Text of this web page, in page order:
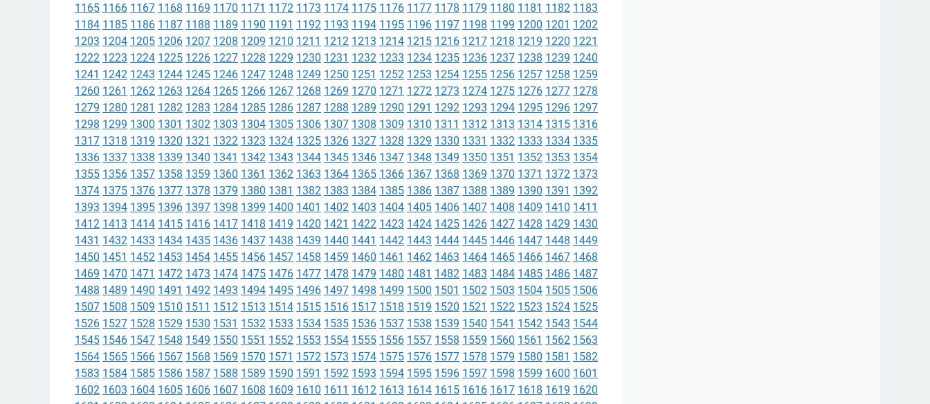
1165 1166 1167 1168 1169 1170 1171 1172 1173 1174 1175 1176 1177 1178 1179 1180 1181 1182 1183
1184 1185 1186 1187 1188 1189 1190 1191 1192 1193 1194 1195 1196 1197 1198 1199 1200 1201 1202
1203 1204 1205 1206 1207 1208 1209 1210 1211 1212 1213 1214 1215 1216 1217 1218 1219 1220 1221
1222 1223 1224 1225 1226 1227 1228 1229 1230 1231 1232 1233 1234 1235 1236 1237 1238 1239 1240
1241 1242 1243 1244 1245 1246 1247 1248 1249 1250 1251 1252 1253 1254 1255 1256 1257 1258 1259
1260 1261 1262 1263 1264 1265 1266 1267 1268 1269 1270 1271 1272 1273 1274 1275 1276 1277 1278
1279 1280 1281 1282 1283 1284 1285 1286 1287 1288 1289 1290 1291 1292 1293 1294 1295 1296 1297
1298 1299 1300 1301 1302 1303 1304 1305 1306 1307 1308 1309 1310 1311 1312 1313 1314 1315 1316
1317 1318 1319 1320 1321 1322 1323 1324 1325 1326 1327 1328 1329 1330 1331 1332 1333 1334 1335
1336 1337 1338 1339 1340 1341 1342 1343 1344 1345 1346 1347 1348 1349 1350 1351 1352 1353 1354
1355 1356 1357 1358 1359 1360 1361 1362 1363 1364 1365 1366 1367 1368 1369 1370 1371 1372 1373
1374 1375 1376 1377 1378 1379 1380 1381 1382 1383 1384 1385 1386 1387 1388 1389 1390 1391 1392
1393 1394 1395 1396 1397 1398 1399 1400 1401 1402 1403 1404 1405 1406 1407 1408 1409 1410 1411
1412 1413 1414 1415 1416 1417 1418 1419 1420 1421 1422 1423 1424 1425 1426 1427 1428 1429 1430
1431 1432 1433 1434 1435 1436 1437 1438 1439 1440 1441 1442 1443 1444 1445 1446 1447 1448 1449
1450 1451 1452 1453 1454 1455 1456 1457 1458 1459 1460 1461 1462 1463 1464 1465 1466 1467 1468
1469 1470 1471 1472 1473 1474 1475 1476 1477 1478 1479 1480 1481 1482 1483 1484 1485 1486 1487
1488 1489 1490 1491 1492 1493 1494 1495 1496 1497 1498 1499 1500 1501 1502 1503 1504 1505 1506
1507 1508 1509 1510 1511 1512 1513 1514 1515 1516 1517 1518 1519 1520 1521 1522 1523 1524 1525
1526 1527 1528 1529 1530 1531 1532 1533 1534 1535 1536 1537 1538 1539 1540 1541 1542 1543 1544
1545 1546 1547 1548 1549 1550 1551 1552 1553 1554 1555 1556 1557 1558 1559 1560 1561 1562 1563
1564 1565 1566 1567 1568 1569 1570 1571 1572 1573 1574 1575 1576 1577 1578 1579 1580 1581 1582
1583 1584 1585 1586 1587 1588 1589 1590 1591 1592 1593 1594 1595 1596 1597 1598 1599 1600 1601
1602 1603 1604 1605 1606 1607 1608 1609 1610 1611 1612 1613 1614 1615 1616 1617 1618 1619 1620